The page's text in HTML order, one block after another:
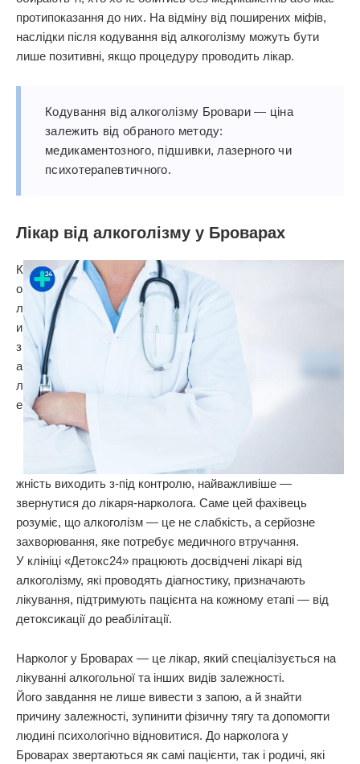
протипоказання до них. На відміну від поширених міфів,
наслідки після кодування від алкоголізму можуть бути
лише позитивні, якщо процедуру проводить лікар.
Кодування від алкоголізму Бровари — ціна
залежить від обраного методу:
медикаментозного, підшивки, лазерного чи
психотерапевтичного.
Лікар від алкоголізму у Броварах
К
о
л
и
з
а
л
е
жність виходить з-під контролю, найважливіше —
звернутися до лікаря-нарколога. Саме цей фахівець
розуміє, що алкоголізм — це не слабкість, а серйозне
захворювання, яке потребує медичного втручання.
У клініці «Детокс24» працюють досвідчені лікарі від
алкоголізму, які проводять діагностику, призначають
лікування, підтримують пацієнта на кожному етапі — від
детоксикації до реабілітації.
Нарколог у Броварах — це лікар, який спеціалізується на
лікуванні алкогольної та інших видів залежності.
Його завдання не лише вивести з запою, а й знайти
причину залежності, зупинити фізичну тягу та допомогти
людині психологічно відновитися. До нарколога у
Броварах звертаються як самі пацієнти, так і родичі, які